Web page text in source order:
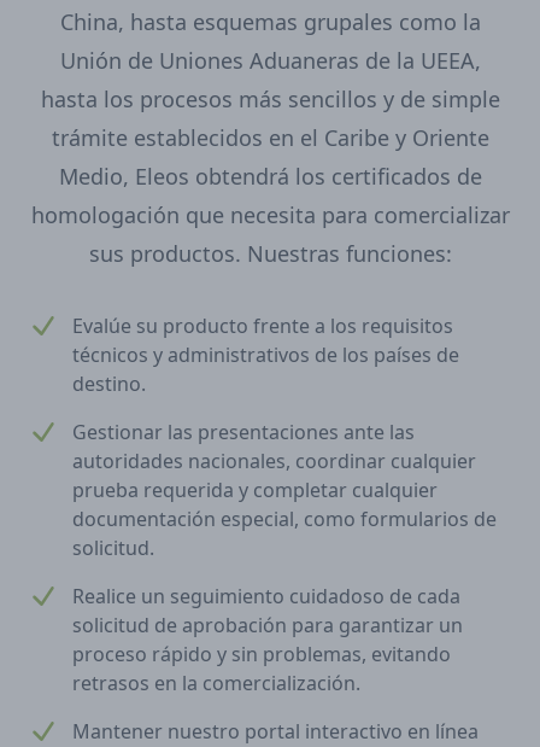
China, hasta esquemas grupales como la
Unión de Uniones Aduaneras de la UEEA,
hasta los procesos más sencillos y de simple
trámite establecidos en el Caribe y Oriente
Medio, Eleos obtendrá los certificados de
homologación que necesita para comercializar
sus productos. Nuestras funciones:
Evalúe su producto frente a los requisitos
técnicos y administrativos de los países de
destino.
Gestionar las presentaciones ante las
autoridades nacionales, coordinar cualquier
prueba requerida y completar cualquier
documentación especial, como formularios de
solicitud.
Realice un seguimiento cuidadoso de cada
solicitud de aprobación para garantizar un
proceso rápido y sin problemas, evitando
retrasos en la comercialización.
Mantener nuestro portal interactivo en línea